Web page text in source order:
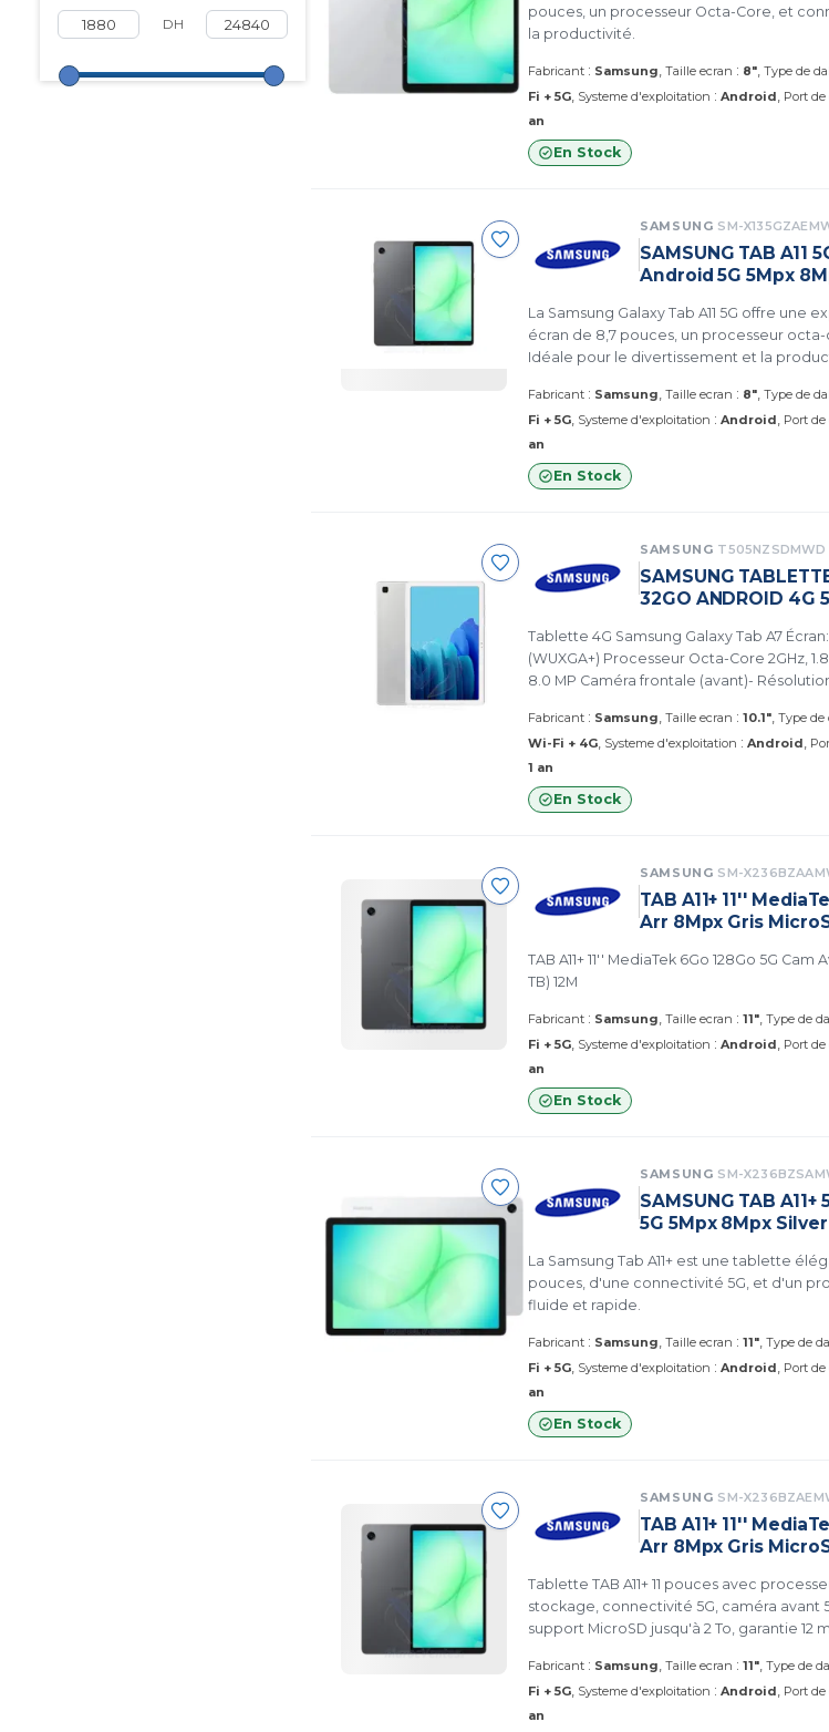
DH
pouces, un processeur Octa-Core, et
la productivité.
Fabricant : Samsung Taille ecran : 8" Type de
Fi + 5G Systeme d'exploitation : Android Port
an
En Stock
SAMSUNG SM-
SAMSUNG TAB A11
Android 5G 5Mpx
La Samsung Galaxy Tab A11 5G offre
écran de 8,7 pouces, un processeur
Idéale pour le divertissement et la
Fabricant : Samsung Taille ecran : 8" Type de
Fi + 5G Systeme d'exploitation : Android Port
an
En Stock
SAMSUNG T505NZSDMWD
SAMSUNG
32GO ANDROID 4G
Tablette 4G Samsung Galaxy Tab A7
(WUXGA+) Processeur Octa-Core 2GHz,
8.0 MP Caméra frontale (avant)-
Android Poids en Gramme: 477 g
Fabricant : Samsung Taille ecran : 10.1" Type de
Wi-Fi + 4G Systeme d'exploitation : Android
1 an
En Stock
SAMSUNG SM-
TAB A11+ 11''
Arr 8Mpx Gris
TAB A11+ 11'' MediaTek 6Go 128Go 5G
TB) 12M
Fabricant : Samsung Taille ecran : 11" Type de
Fi + 5G Systeme d'exploitation : Android Port
an
En Stock
SAMSUNG SM-
SAMSUNG TAB
5G 5Mpx 8Mpx Silver
La Samsung Tab A11+ est une tablette
pouces, d'une connectivité 5G, et d'un
fluide et rapide.
Fabricant : Samsung Taille ecran : 11" Type de
Fi + 5G Systeme d'exploitation : Android Port
an
En Stock
SAMSUNG SM-
TAB A11+ 11''
Arr 8Mpx Gris
Tablette TAB A11+ 11 pouces avec
stockage, connectivité 5G, caméra avant
support MicroSD jusqu'à 2 To, garantie 12
Fabricant : Samsung Taille ecran : 11" Type de
Fi + 5G Systeme d'exploitation : Android Port
an